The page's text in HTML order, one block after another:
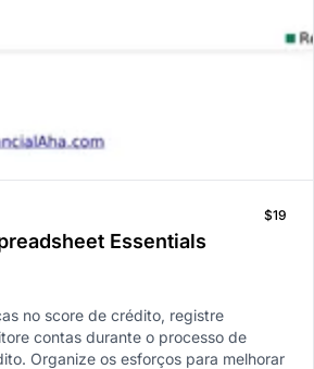
Essentials
$19
no score de crédito, registre
contas durante o processo de
Organize os esforços para melhorar